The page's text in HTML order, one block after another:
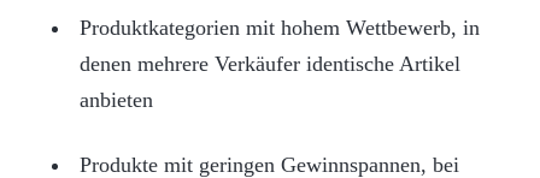
Produktkategorien mit hohem Wettbewerb, in
denen mehrere Verkäufer identische Artikel
anbieten
Produkte mit geringen Gewinnspannen, bei